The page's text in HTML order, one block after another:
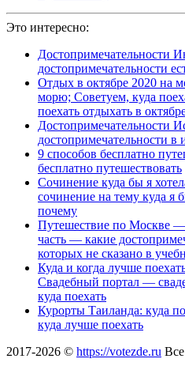
Это интересно:
Достопримечательности
достопримечательности
Отдых в октябре 2020 на
морю; Советуем, куда
поехать отдыхать в
Достопримечательности
достопримечательности в
9 способов бесплатно
бесплатно путешествовать
Сочинение куда бы я
сочинение на тему куда я
почему
Путешествие по Москве
часть — какие
которых не сказано в
Куда и когда лучше
Свадебный портал —
куда поехать
Курорты Таиланда: куда
куда лучше поехать
2017-2026 © https://votezde.ru